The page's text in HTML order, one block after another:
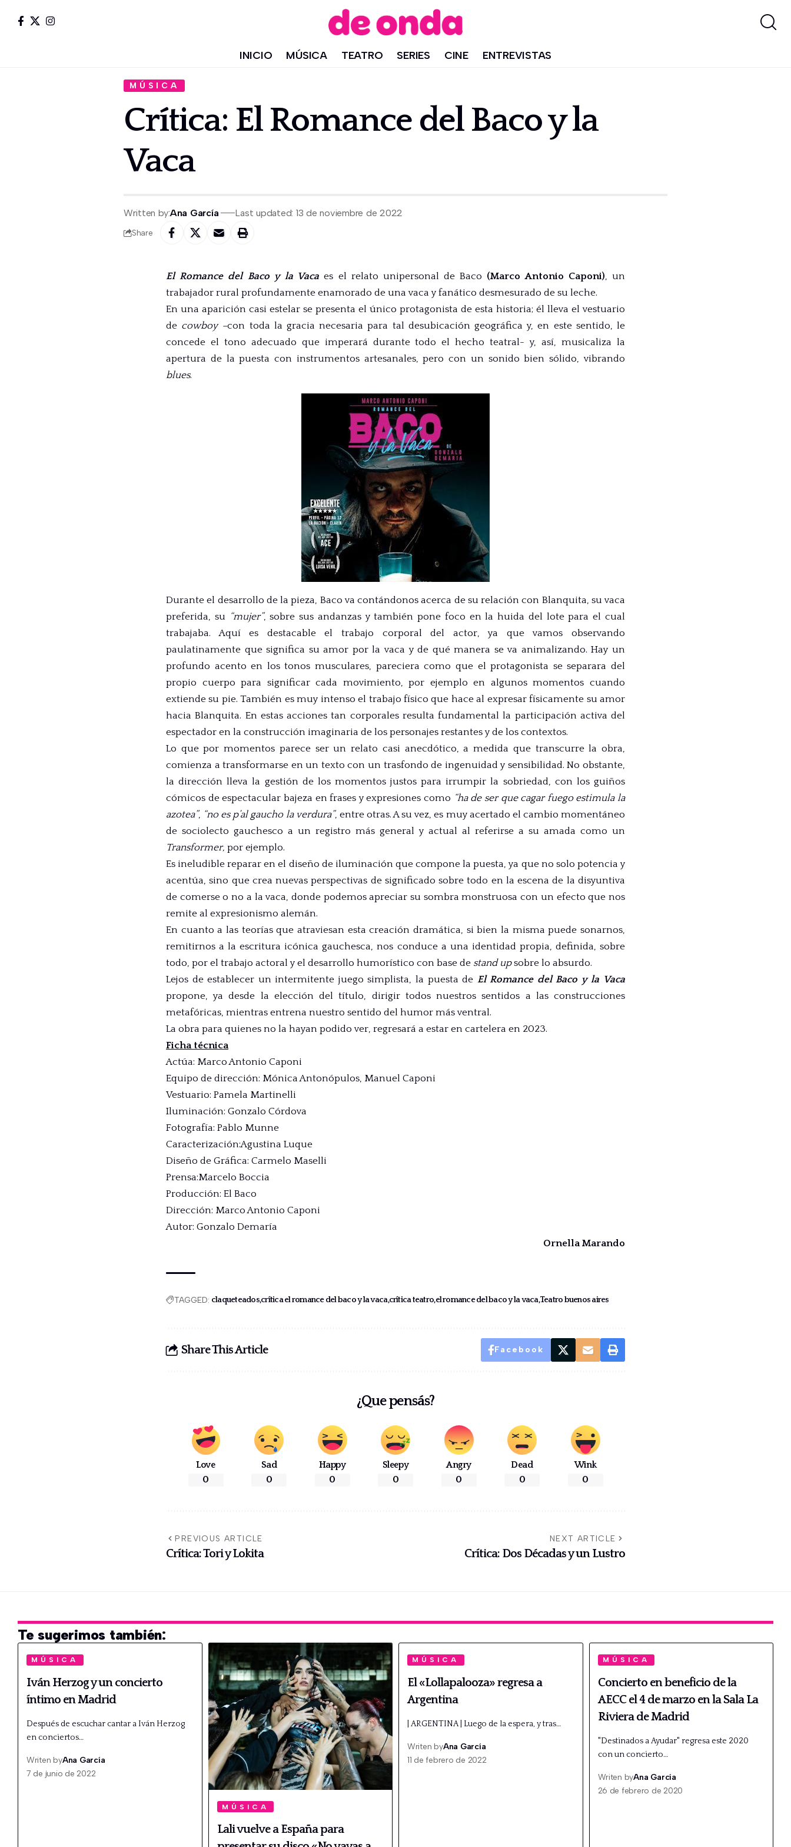
INICIO MÚSICA TEATRO SERIES CINE ENTREVISTAS
MÚSICA
Crítica: El Romance del Baco y la
Vaca
Written by:Ana García Last updated: 13 de noviembre de 2022
Share
El Romance del Baco y la Vaca es el relato unipersonal de Baco (Marco Antonio Caponi), un
trabajador rural profundamente enamorado de una vaca y fanático desmesurado de su leche.
En una aparición casi estelar se presenta el único protagonista de esta historia; él lleva el vestuario
de cowboy –con toda la gracia necesaria para tal desubicación geográfica y, en este sentido, le
concede el tono adecuado que imperará durante todo el hecho teatral- y, así, musicaliza la
apertura de la puesta con instrumentos artesanales, pero con un sonido bien sólido, vibrando
blues.
Durante el desarrollo de la pieza, Baco va contándonos acerca de su relación con Blanquita, su vaca
preferida, su“mujer”, sobre sus andanzas y también pone foco en la huida del lote para el cual
trabajaba. Aquí es destacable el trabajo corporal del actor, ya que vamos observando
paulatinamente que significa su amor por la vaca y de qué manera se va animalizando. Hay un
profundo acento en los tonos musculares, pareciera como que el protagonista se separara del
propio cuerpo para significar cada movimiento, por ejemplo en algunos momentos cuando
extiende su pie. También es muy intenso el trabajo físico que hace al expresar físicamente su amor
hacia Blanquita. En estas acciones tan corporales resulta fundamental la participación activa del
espectador en la construcción imaginaria de los personajes restantes y de los contextos.
Lo que por momentos parece ser un relato casi anecdótico, a medida que transcurre la obra,
comienza a transformarse en un texto con un trasfondo de ingenuidad y sensibilidad. No obstante,
la dirección lleva la gestión de los momentos justos para irrumpir la sobriedad, con los guiños
cómicos de espectacular bajeza en frases y expresiones como “ha de ser que cagar fuego estimula la
azotea”, “no es p’al gaucho la verdura”, entre otras. A su vez, es muy acertado el cambio momentáneo
de sociolecto gauchesco a un registro más general y actual al referirse a su amada como un
Transformer, por ejemplo.
Es ineludible reparar en el diseño de iluminación que compone la puesta, ya que no solo potencia y
acentúa, sino que crea nuevas perspectivas de significado sobre todo en la escena de la disyuntiva
de comerse o no a la vaca, donde podemos apreciar su sombra monstruosa con un efecto que nos
remite al expresionismo alemán.
En cuanto a las teorías que atraviesan esta creación dramática, si bien la misma puede sonarnos,
remitirnos a la escritura icónica gauchesca, nos conduce a una identidad propia, definida, sobre
todo, por el trabajo actoral y el desarrollo humorístico con base de stand upsobre lo absurdo.
Lejos de establecer un intermitente juego simplista, la puesta de El Romance del Baco y la Vaca
propone, ya desde la elección del título, dirigir todos nuestros sentidos a las construcciones
metafóricas, mientras entrena nuestro sentido del humor más ventral.
La obra para quienes no la hayan podido ver, regresará a estar en cartelera en 2023.
Ficha técnica
Actúa: Marco Antonio Caponi
Equipo de dirección: Mónica Antonópulos, Manuel Caponi
Vestuario: Pamela Martinelli
Iluminación: Gonzalo Córdova
Fotografía: Pablo Munne
Caracterización:Agustina Luque
Diseño de Gráfica: Carmelo Maselli
Prensa:Marcelo Boccia
Producción: El Baco
Dirección: Marco Antonio Caponi
Autor: Gonzalo Demaría
Ornella Marando
TAGGED: claqueteadoscrítica el romance del baco y la vacacrítica teatroel romance del baco y la vacaTeatro buenos aires
Share This Article Facebook
¿Que pensás?
Love
0
Sad
0
Happy
0
Sleepy
0
Angry
0
Dead
0
Wink
0
PREVIOUS ARTICLE
Crítica: Tori y Lokita
NEXT ARTICLE
Crítica: Dos Décadas y un Lustro
Te sugerimos también:
MÚSICA
Iván Herzog y un concierto
íntimo en Madrid
Después de escuchar cantar a Iván Herzog
en conciertos…
Writen byAna García
7 de junio de 2022
MÚSICA
Lali vuelve a España para
MÚSICA
El «Lollapalooza» regresa a
Argentina
| ARGENTINA | Luego de la espera, y tras…
Writen byAna García
11 de febrero de 2022
MÚSICA
Concierto en beneficio de la
AECC el 4 de marzo en la Sala La
Riviera de Madrid
"Destinados a Ayudar" regresa este 2020
con un concierto…
Writen byAna García
26 de febrero de 2020